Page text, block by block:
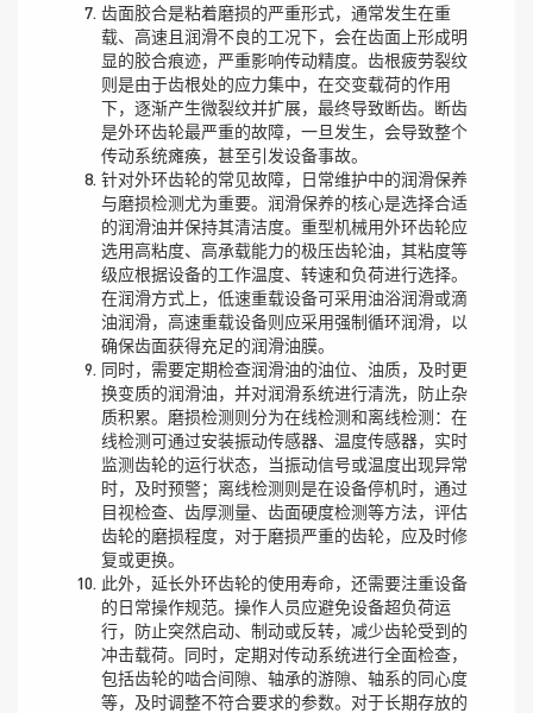
齿面胶合是粘着磨损的严重形式，通常发生在重
载、高速且润滑不良的工况下，会在齿面上形成明
显的胶合痕迹，严重影响传动精度。齿根疲劳裂纹
则是由于齿根处的应力集中，在交变载荷的作用
下，逐渐产生微裂纹并扩展，最终导致断齿。断齿
是外环齿轮最严重的故障，一旦发生，会导致整个
传动系统瘫痪，甚至引发设备事故。
针对外环齿轮的常见故障，日常维护中的润滑保养
与磨损检测尤为重要。润滑保养的核心是选择合适
的润滑油并保持其清洁度。重型机械用外环齿轮应
选用高粘度、高承载能力的极压齿轮油，其粘度等
级应根据设备的工作温度、转速和负荷进行选择。
在润滑方式上，低速重载设备可采用油浴润滑或滴
油润滑，高速重载设备则应采用强制循环润滑，以
确保齿面获得充足的润滑油膜。
同时，需要定期检查润滑油的油位、油质，及时更
换变质的润滑油，并对润滑系统进行清洗，防止杂
质积累。磨损检测则分为在线检测和离线检测：在
线检测可通过安装振动传感器、温度传感器，实时
监测齿轮的运行状态，当振动信号或温度出现异常
时，及时预警；离线检测则是在设备停机时，通过
目视检查、齿厚测量、齿面硬度检测等方法，评估
齿轮的磨损程度，对于磨损严重的齿轮，应及时修
复或更换。
此外，延长外环齿轮的使用寿命，还需要注重设备
的日常操作规范。操作人员应避免设备超负荷运
行，防止突然启动、制动或反转，减少齿轮受到的
冲击载荷。同时，定期对传动系统进行全面检查，
包括齿轮的啮合间隙、轴承的游隙、轴系的同心度
等，及时调整不符合要求的参数。对于长期存放的